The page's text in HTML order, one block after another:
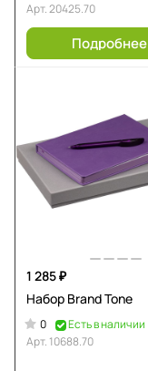
Арт.20425.70
Подробнее
1 285 ₽
Набор Brand Tone
0
Есть в наличии
Арт. 10688.70